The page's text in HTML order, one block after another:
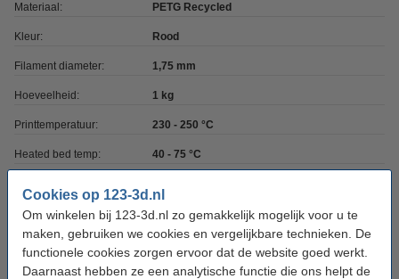
Cookies op 123-3d.nl
Om winkelen bij 123-3d.nl zo gemakkelijk mogelijk voor u te
maken, gebruiken we cookies en vergelijkbare technieken. De
functionele cookies zorgen ervoor dat de website goed werkt.
Daarnaast hebben ze een analytische functie die ons helpt de
Materiaal: PETG Recycled
Kleur: Rood
Filament diameter: 1,75 mm
Hoeveelheid: 1 kg
Printtemperatuur: 230 - 250 °C
Heated bed temp: 40 - 75 °C
Rondheid: >95%
Spoel buitendiameter:
Spoel binnendiameter: Ø 5,6 cm